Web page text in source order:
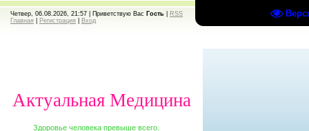
Четвер, 06.08.2026, 21:57 | Приветствую Вас Гость
RSS
Главная
Регистрация Вход
Актуальная Медицина
Здоровье человека превыше всего.